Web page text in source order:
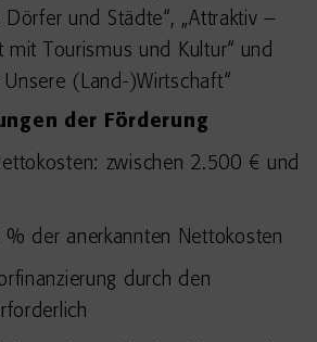
Dörfer und Städte“, „Attraktiv –
mit Tourismus und Kultur“ und
(Land-)Wirtschaft“
der Förderung
zwischen 2.500 € und
% der anerkannten Nettokosten
durch den